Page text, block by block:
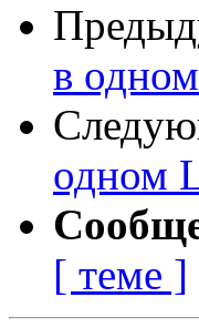
в
одном
[ теме ]